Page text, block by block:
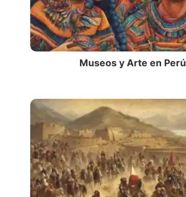
Museos y Arte en Perú